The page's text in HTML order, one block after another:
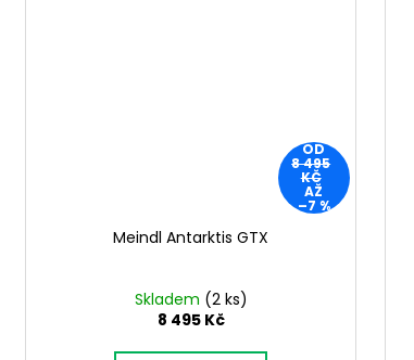
OD
8 495
KČ
AŽ
–7 %
Meindl Antarktis GTX
Skladem (2 ks)
8 495 Kč